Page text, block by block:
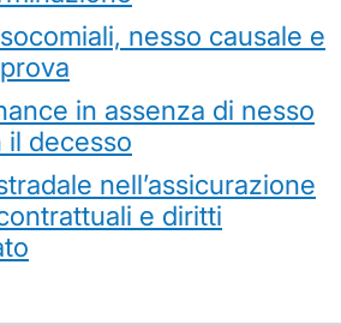
nesso causale e
in assenza di nesso
il decesso
nell’assicurazione
e diritti